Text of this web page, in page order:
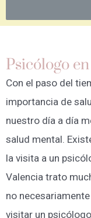
Psicólogo
Con el paso del
importancia de
nuestro día a día
salud mental.
la visita a un
Valencia trato
no
visitar un psicólogo.